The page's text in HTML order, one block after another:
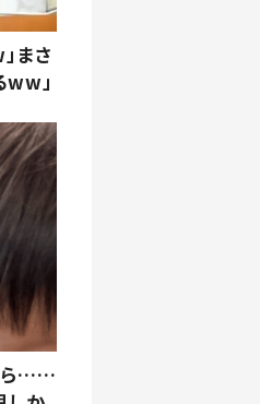
まさ
ww」
ら……